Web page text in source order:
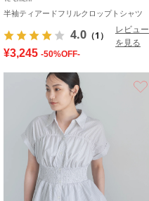
半袖ティアードフリルクロップトシャツ
4.0 （1）
レビュー
を見る
¥3,245 -50%OFF-